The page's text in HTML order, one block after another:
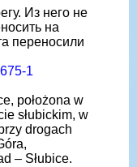
Из него не
на
переносили
1
położona w
słubickim, w
drogach
– Słubice.